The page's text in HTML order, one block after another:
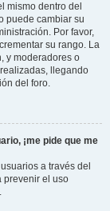
mismo dentro del
puede cambiar su
Por favor,
su rango. La
y moderadores o
llegando
del foro.
¡me pide que me
a través del
prevenir el uso